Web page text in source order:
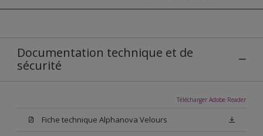
Documentation technique et de
sécurité
Télécharger Adobe Reader
Fiche technique Alphanova Velours